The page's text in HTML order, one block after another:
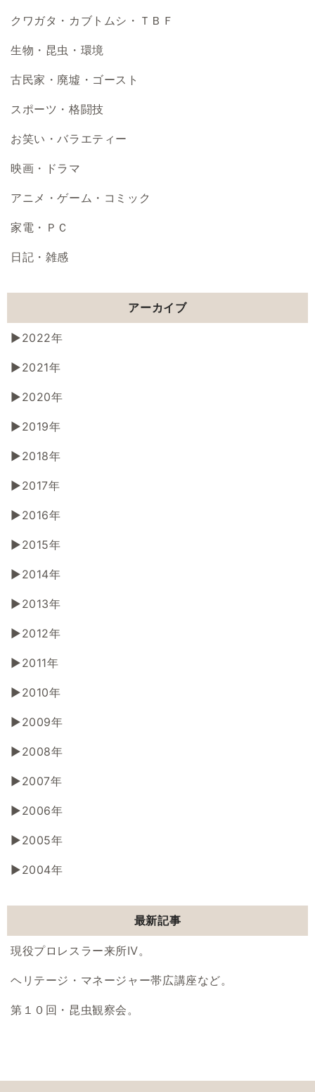
クワガタ・カブトムシ・ＴＢＦ
生物・昆虫・環境
古民家・廃墟・ゴースト
スポーツ・格闘技
お笑い・バラエティー
映画・ドラマ
アニメ・ゲーム・コミック
家電・ＰＣ
日記・雑感
アーカイブ
2022年
2021年
2020年
2019年
2018年
2017年
2016年
2015年
2014年
2013年
2012年
2011年
2010年
2009年
2008年
2007年
2006年
2005年
2004年
最新記事
現役プロレスラー来所Ⅳ。
ヘリテージ・マネージャー帯広講座など。
第１０回・昆虫観察会。